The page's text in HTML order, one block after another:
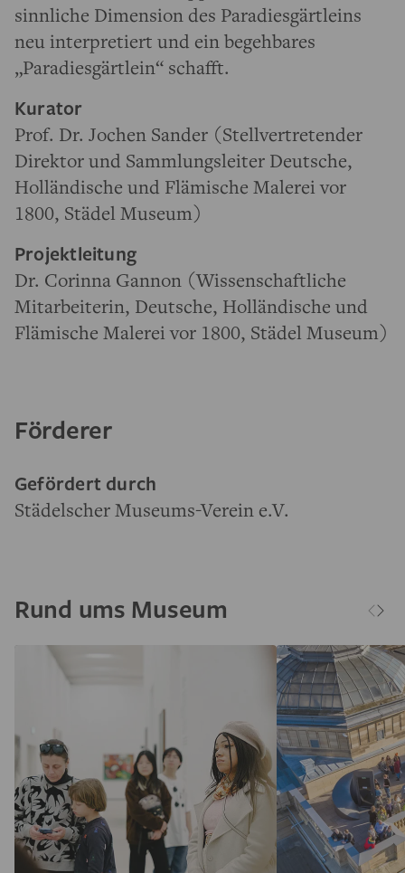
sinnliche Dimension des Paradiesgärtleins
neu interpretiert und ein begehbares
„Paradiesgärtlein“ schafft.
Kurator
Prof. Dr. Jochen Sander (Stellvertretender
Direktor und Sammlungsleiter Deutsche,
Holländische und Flämische Malerei vor
1800, Städel Museum)
Projektleitung
Dr. Corinna Gannon (Wissenschaftliche
Mitarbeiterin, Deutsche, Holländische und
Flämische Malerei vor 1800, Städel Museum)
Förderer
Gefördert durch
Städelscher Museums-Verein e.V.
Rund ums Museum